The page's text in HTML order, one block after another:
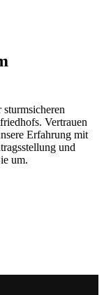
Vertrauen
Erfahrung mit
und
um.